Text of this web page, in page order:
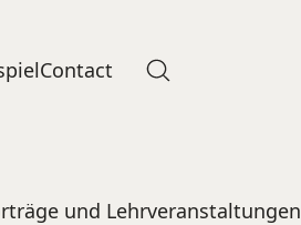
Contact
und Lehrveranstaltungen